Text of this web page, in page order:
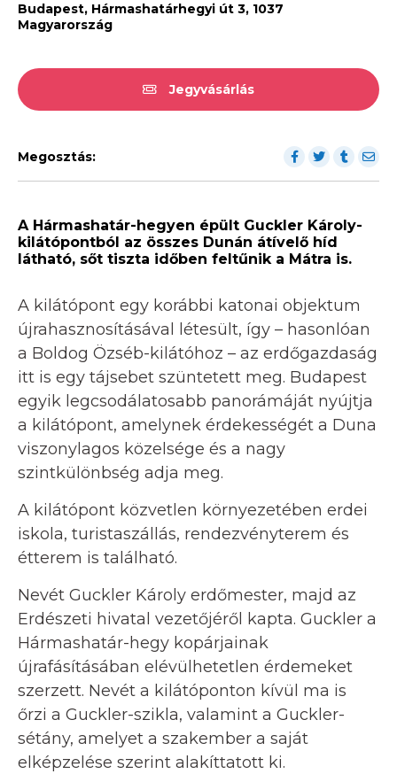
Budapest, Hármashatárhegyi út 3, 1037
Magyarország
Jegyvásárlás
Megosztás:
A Hármashatár-hegyen épült Guckler Károly-
kilátópontból az összes Dunán átívelő híd
látható, sőt tiszta időben feltűnik a Mátra is.
A kilátópont egy korábbi katonai objektum
újrahasznosításával létesült, így – hasonlóan
a Boldog Özséb-kilátóhoz – az erdőgazdaság
itt is egy tájsebet szüntetett meg. Budapest
egyik legcsodálatosabb panorámáját nyújtja
a kilátópont, amelynek érdekességét a Duna
viszonylagos közelsége és a nagy
szintkülönbség adja meg.
A kilátópont közvetlen környezetében erdei
iskola, turistaszállás, rendezvényterem és
étterem is található.
Nevét Guckler Károly erdőmester, majd az
Erdészeti hivatal vezetőjéről kapta. Guckler a
Hármashatár-hegy kopárjainak
újrafásításában elévülhetetlen érdemeket
szerzett. Nevét a kilátóponton kívül ma is
őrzi a Guckler-szikla, valamint a Guckler-
sétány, amelyet a szakember a saját
elképzelése szerint alakíttatott ki.